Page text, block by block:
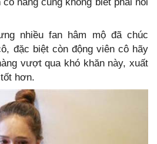
nhiều fan hâm mộ đã chúc
đặc biệt còn động viên cô hãy
vượt qua khó khăn này, xuất
tốt hơn.